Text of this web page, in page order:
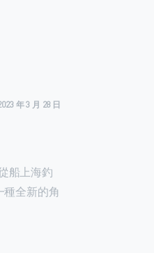
年 3 月 28 日
船上海釣
全新的角